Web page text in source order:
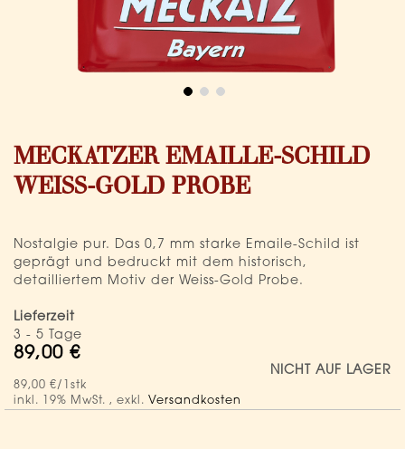
MECKATZER EMAILLE-SCHILD
WEISS-GOLD PROBE
Lieferzeit
3 - 5 Tage
89,00 €
89,00 €/1stk
inkl. 19% MwSt. , exkl. Versandkosten
NICHT AUF LAGER
Nostalgie pur. Das 0,7 mm starke Emaile-Schild ist
geprägt und bedruckt mit dem historisch,
detailliertem Motiv der Weiss-Gold Probe.
der
Bildergalerie
springen